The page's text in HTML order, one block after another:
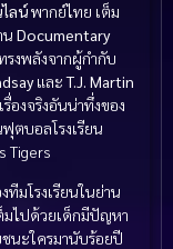
ลน์พากย์ไทย เต็ม
น Documentary
รงพลังจากผู้กำกับ
และT.J. Martin
องจริงอันน่าทึ่งของ
ตบอลโรงเรียน
Tigers
งทีมโรงเรียนในย่าน
มไปด้วยเด็กมีปัญหา
นะใครมานับร้อยปี